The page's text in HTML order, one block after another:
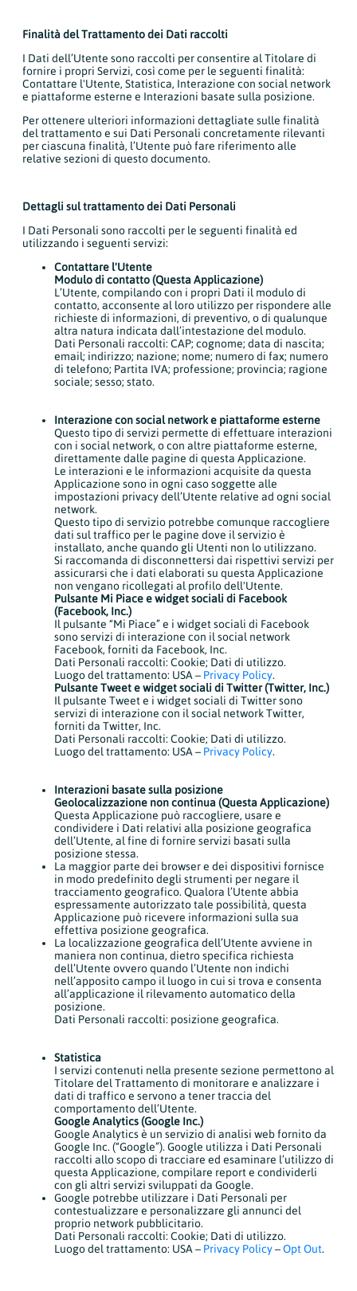
Finalità del Trattamento dei Dati raccolti
I Dati dell’Utente sono raccolti per consentire al Titolare di
fornire i propri Servizi, così come per le seguenti finalità:
Contattare l'Utente, Statistica, Interazione con social network
e piattaforme esterne e Interazioni basate sulla posizione.
Per ottenere ulteriori informazioni dettagliate sulle finalità
del trattamento e sui Dati Personali concretamente rilevanti
per ciascuna finalità, l’Utente può fare riferimento alle
relative sezioni di questo documento.
Dettagli sul trattamento dei Dati Personali
I Dati Personali sono raccolti per le seguenti finalità ed
utilizzando i seguenti servizi:
Contattare l'Utente
Modulo di contatto (Questa Applicazione)
L’Utente, compilando con i propri Dati il modulo di
contatto, acconsente al loro utilizzo per rispondere alle
richieste di informazioni, di preventivo, o di qualunque
altra natura indicata dall’intestazione del modulo.
Dati Personali raccolti: CAP; cognome; data di nascita;
email; indirizzo; nazione; nome; numero di fax; numero
di telefono; Partita IVA; professione; provincia; ragione
sociale; sesso; stato.
Interazione con social network e piattaforme esterne
Questo tipo di servizi permette di effettuare interazioni
con i social network, o con altre piattaforme esterne,
direttamente dalle pagine di questa Applicazione.
Le interazioni e le informazioni acquisite da questa
Applicazione sono in ogni caso soggette alle
impostazioni privacy dell’Utente relative ad ogni social
network.
Questo tipo di servizio potrebbe comunque raccogliere
dati sul traffico per le pagine dove il servizio è
installato, anche quando gli Utenti non lo utilizzano.
Si raccomanda di disconnettersi dai rispettivi servizi per
assicurarsi che i dati elaborati su questa Applicazione
non vengano ricollegati al profilo dell'Utente.
Pulsante Mi Piace e widget sociali di Facebook
(Facebook, Inc.)
Il pulsante “Mi Piace” e i widget sociali di Facebook
sono servizi di interazione con il social network
Facebook, forniti da Facebook, Inc.
Dati Personali raccolti: Cookie; Dati di utilizzo.
Luogo del trattamento: USA – Privacy Policy.
Pulsante Tweet e widget sociali di Twitter (Twitter, Inc.)
Il pulsante Tweet e i widget sociali di Twitter sono
servizi di interazione con il social network Twitter,
forniti da Twitter, Inc.
Dati Personali raccolti: Cookie; Dati di utilizzo.
Luogo del trattamento: USA – Privacy Policy.
Interazioni basate sulla posizione
Geolocalizzazione non continua (Questa Applicazione)
Questa Applicazione può raccogliere, usare e
condividere i Dati relativi alla posizione geografica
dell’Utente, al fine di fornire servizi basati sulla
posizione stessa.
La maggior parte dei browser e dei dispositivi fornisce
in modo predefinito degli strumenti per negare il
tracciamento geografico. Qualora l’Utente abbia
espressamente autorizzato tale possibilità, questa
Applicazione può ricevere informazioni sulla sua
effettiva posizione geografica.
La localizzazione geografica dell’Utente avviene in
maniera non continua, dietro specifica richiesta
dell’Utente ovvero quando l’Utente non indichi
nell’apposito campo il luogo in cui si trova e consenta
all’applicazione il rilevamento automatico della
posizione.
Dati Personali raccolti: posizione geografica.
Statistica
I servizi contenuti nella presente sezione permettono al
Titolare del Trattamento di monitorare e analizzare i
dati di traffico e servono a tener traccia del
comportamento dell’Utente.
Google Analytics (Google Inc.)
Google Analytics è un servizio di analisi web fornito da
Google Inc. (“Google”). Google utilizza i Dati Personali
raccolti allo scopo di tracciare ed esaminare l’utilizzo di
questa Applicazione, compilare report e condividerli
con gli altri servizi sviluppati da Google.
Google potrebbe utilizzare i Dati Personali per
contestualizzare e personalizzare gli annunci del
proprio network pubblicitario.
Dati Personali raccolti: Cookie; Dati di utilizzo.
Luogo del trattamento: USA – Privacy Policy–Opt Out.